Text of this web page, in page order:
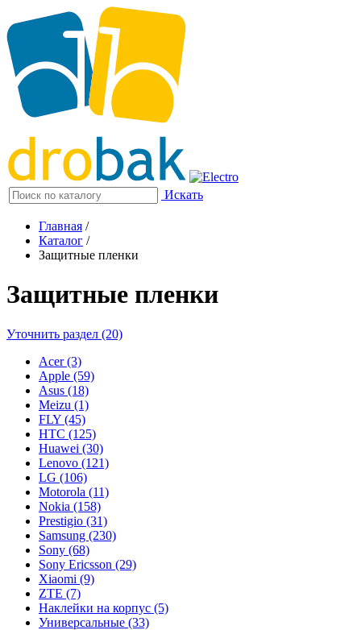
Искать
Главная /
Каталог /
Защитные пленки
Защитные пленки
Уточнить раздел (20)
Acer (3)
Apple (59)
Asus (18)
Meizu (1)
FLY (45)
HTC (125)
Huawei (30)
Lenovo (121)
LG (106)
Motorola (11)
Nokia (158)
Prestigio (31)
Samsung (230)
Sony (68)
Sony Ericsson (29)
Xiaomi (9)
ZTE (7)
Наклейки на корпус (5)
Универсальные (33)